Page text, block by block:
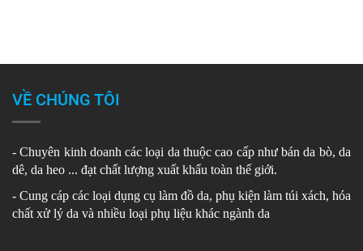
VỀ CHÚNG TÔI
- Chuyên kinh doanh các loại da thuộc cao cấp như bán da bò, da
dê, da heo ... đạt chất lượng xuất khẩu toàn thế giới.
- Cung cáp các loại dụng cụ làm đồ da, phụ kiện làm túi xách, hóa
chất xử lý da và nhiều loại phụ liệu khác ngành da